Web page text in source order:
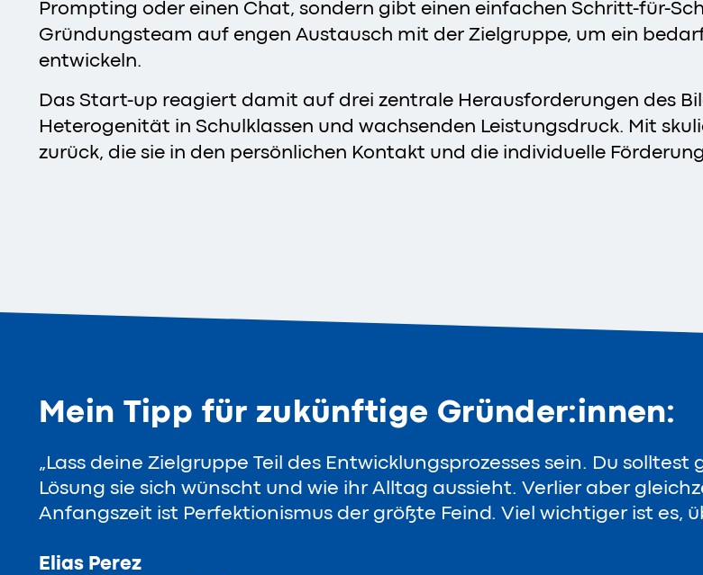
Prompting oder einen Chat, sondern gibt einen einfachen Schritt-für-
Gründungsteam auf engen Austausch mit der Zielgruppe, um ein
entwickeln.
Das Start-up reagiert damit auf drei zentrale Herausforderungen des
Heterogenität in Schulklassen und wachsenden Leistungsdruck. Mit
zurück, die sie in den persönlichen Kontakt und die individuelle
Mein Tipp für zukünftige Gründer:innen:
„Lass deine Zielgruppe Teil des Entwicklungsprozesses sein. Du
Lösung sie sich wünscht und wie ihr Alltag aussieht. Verlier aber
Anfangszeit ist Perfektionismus der größte Feind. Viel wichtiger ist es,
Elias Perez